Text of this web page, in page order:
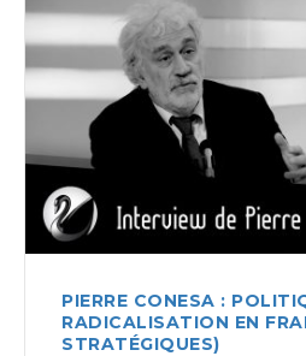
PIERRE CONESA :
RADICALISATION EN
STRATÉGIQUES)